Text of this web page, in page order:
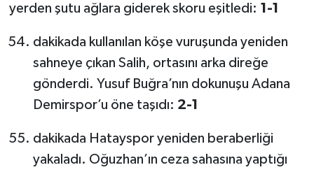
yerden şutu ağlara giderek skoru eşitledi: 1-1
dakikada kullanılan köşe vuruşunda yeniden
sahneye çıkan Salih, ortasını arka direğe
gönderdi. Yusuf Buğra’nın dokunuşu Adana
Demirspor’u öne taşıdı: 2-1
dakikada Hatayspor yeniden beraberliği
yakaladı. Oğuzhan’ın ceza sahasına yaptığı